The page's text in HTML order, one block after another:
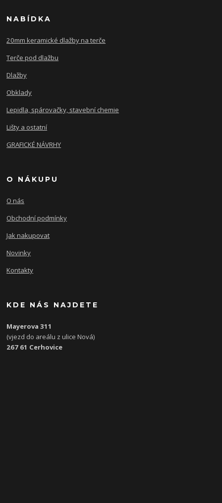
NABÍDKA
20mm keramické dlažby na terče
Terče pod dlažbu
Dlažby
Obklady
Lepidla, spárovačky, stavební chemie
Lišty a ostatní
GRAFICKÉ NÁVRHY
O NÁKUPU
O nás
Obchodní podmínky
Jak nakupovat
Novinky
Kontakty
KDE NÁS NAJDETE
Mayerova 311
(vjezd do areálu z ulice Nová)
267 61 Cerhovice